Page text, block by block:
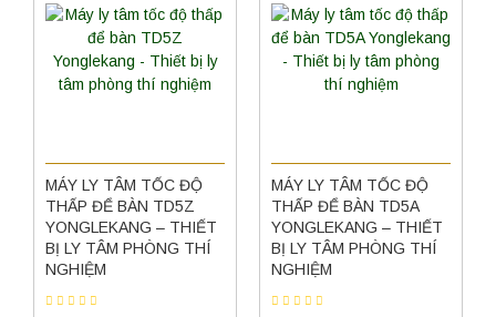
MÁY LY TÂM TỐC ĐỘ
THẤP ĐỂ BÀN TD5Z
YONGLEKANG – THIẾT
BỊ LY TÂM PHÒNG THÍ
NGHIỆM
MÁY LY TÂM TỐC ĐỘ
THẤP ĐỂ BÀN TD5A
YONGLEKANG – THIẾT
BỊ LY TÂM PHÒNG THÍ
NGHIỆM